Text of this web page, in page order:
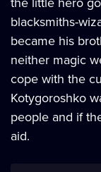
blacksmiths-
became his
neither magic
cope with the
Kotygoroshko
people and if
aid.